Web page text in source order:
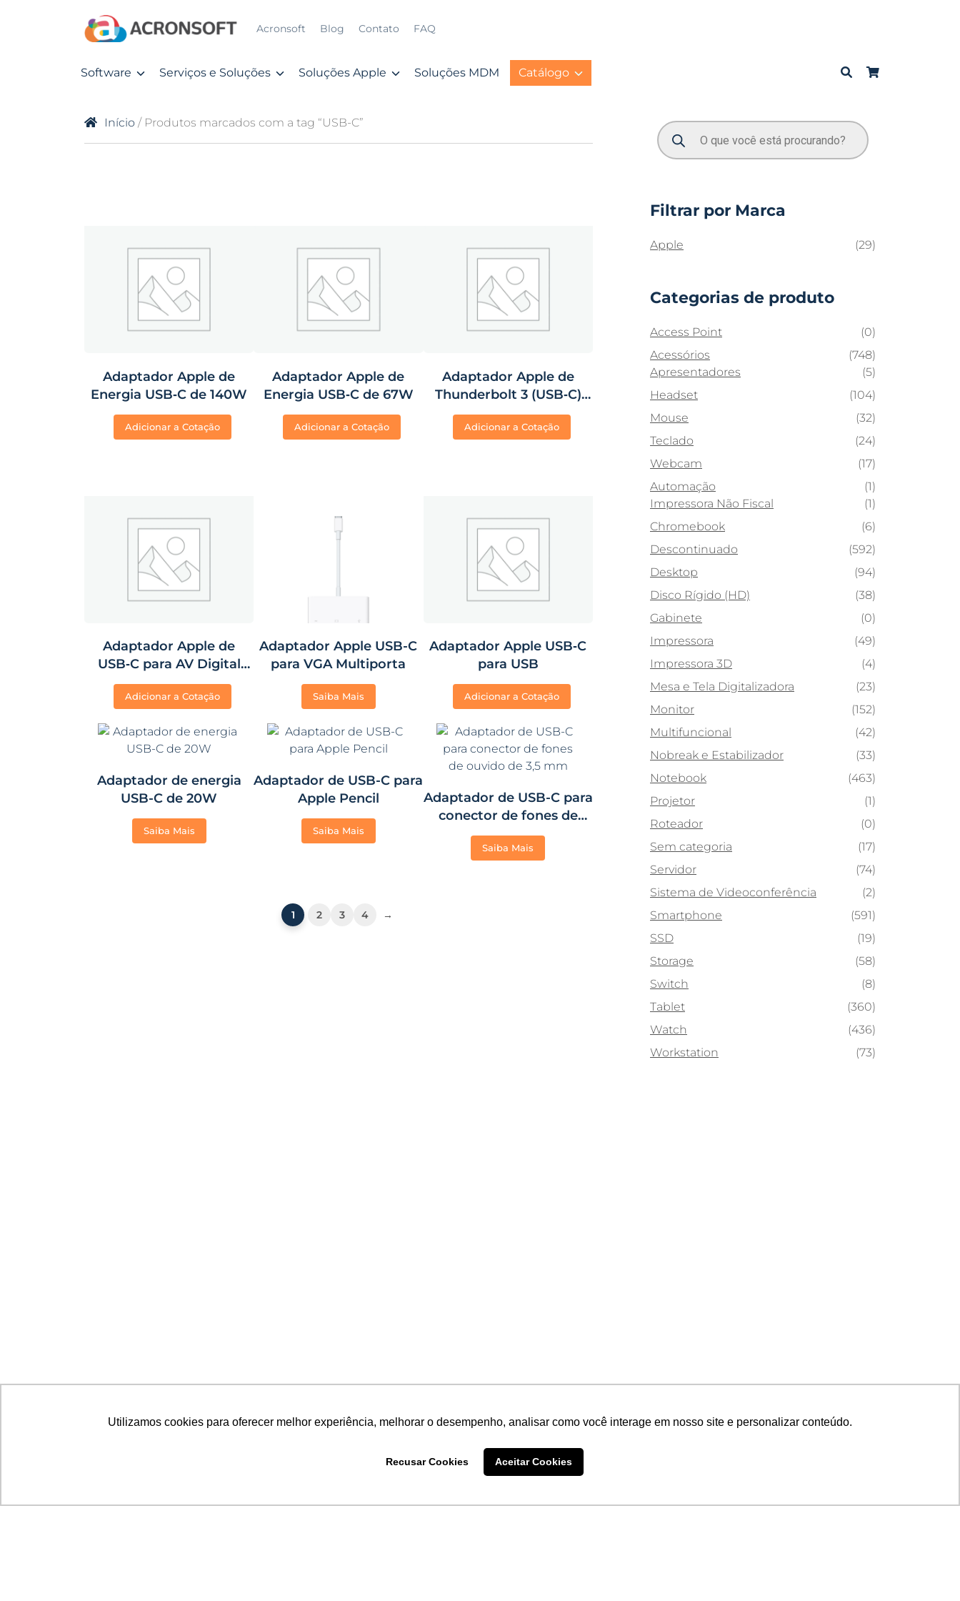
Utilizamos cookies para oferecer melhor experiência, melhorar o desempenho, analisar como você interage em nosso site e personalizar conteúdo.
Recusar Cookies Aceitar Cookies
Acronsoft Blog Contato FAQ
Software Serviços e Soluções Soluções Apple Soluções MDM Catálogo
Início / Produtos marcados com a tag “USB-C”
Adaptador Apple de
Energia USB‑C de 140W
Adicionar a Cotação
Adaptador Apple de
Energia USB‑C de 67W
Adicionar a Cotação
Adaptador Apple de
Thunderbolt 3 (USB‑C)
para Thunderbolt 2
Adicionar a Cotação
Adaptador Apple de
USB‑C para AV Digital
Multiporta
Adicionar a Cotação
Adaptador Apple USB-C
para VGA Multiporta
Saiba Mais
Adaptador Apple USB‑C
para USB
Adicionar a Cotação
Adaptador de energia
USB-C de 20W
Saiba Mais
Adaptador de USB-C para
Apple Pencil
Saiba Mais
Adaptador de USB-C para
conector de fones de
ouvido de 3,5 mm
Saiba Mais
1 2 3 4 →
Filtrar por Marca
Apple (29)
Categorias de produto
Access Point
(0)
Acessórios
(748)
Apresentadores
(5)
Headset
(104)
Mouse
(32)
Teclado
(24)
Webcam
(17)
Automação
(1)
Impressora Não Fiscal
(1)
Chromebook
(6)
Descontinuado
(592)
Desktop
(94)
Disco Rígido (HD)
(38)
Gabinete
(0)
Impressora
(49)
Impressora 3D
(4)
Mesa e Tela Digitalizadora
(23)
Monitor
(152)
Multifuncional
(42)
Nobreak e Estabilizador
(33)
Notebook
(463)
Projetor
(1)
Roteador
(0)
Sem categoria
(17)
Servidor
(74)
Sistema de Videoconferência
(2)
Smartphone
(591)
SSD
(19)
Storage
(58)
Switch
(8)
Tablet
(360)
Watch
(436)
Workstation
(73)